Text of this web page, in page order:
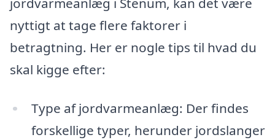
nyttigt at tage flere faktorer i
betragtning. Her er nogle tips til hvad du
skal kigge efter:
Type af jordvarmeanlæg: Der findes
forskellige typer, herunder jordslanger